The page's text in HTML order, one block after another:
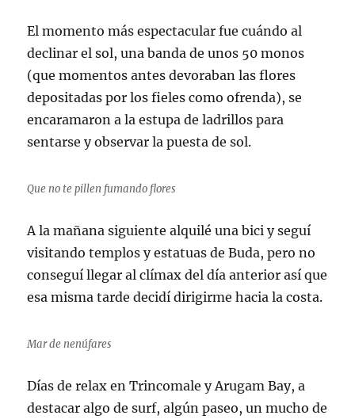
El momento más espectacular fue cuándo al
declinar el sol, una banda de unos 50 monos
(que momentos antes devoraban las flores
depositadas por los fieles como ofrenda), se
encaramaron a la estupa de ladrillos para
sentarse y observar la puesta de sol.
Que no te pillen fumando flores
A la mañana siguiente alquilé una bici y seguí
visitando templos y estatuas de Buda, pero no
conseguí llegar al clímax del día anterior así que
esa misma tarde decidí dirigirme hacia la costa.
Mar de nenúfares
Días de relax en Trincomale y Arugam Bay, a
destacar algo de surf, algún paseo, un mucho de